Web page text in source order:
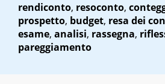
rendiconto, resoconto,
prospetto, budget, resa dei
esame, analisi, rassegna,
pareggiamento